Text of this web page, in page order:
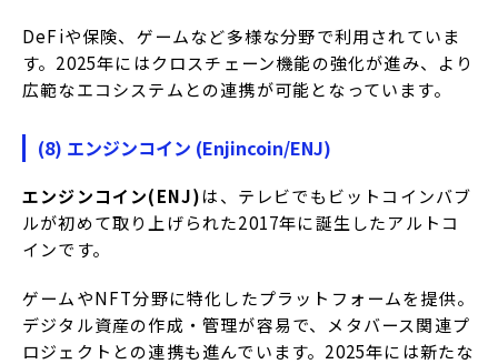
DeFiや保険、ゲームなど多様な分野で利用されていま
す。 2025年にはクロスチェーン機能の強化が進み、より
広範なエコシステムとの連携が可能となっています。
(8) エンジンコイン (Enjincoin/ENJ)
エンジンコイン(ENJ)は、テレビでもビットコインバブ
ルが初めて取り上げられた2017年に誕生したアルトコ
インです。
ゲームやNFT分野に特化したプラットフォームを提供。
デジタル資産の作成・管理が容易で、メタバース関連プ
ロジェクトとの連携も進んでいます。 2025年には新たな